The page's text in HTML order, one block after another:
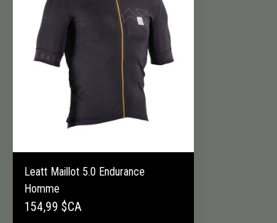
Leatt Maillot 5.0 Endurance
Homme
154,99 $CA